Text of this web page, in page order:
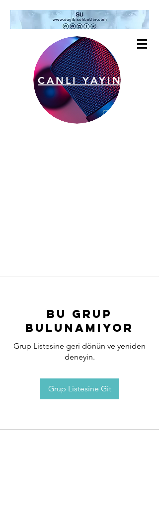
CANLI YAYIN
Bu Grup
Bulunamıyor
Grup Listesine geri dönün ve yeniden
deneyin.
Grup Listesine Git